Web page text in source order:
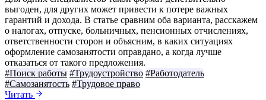
выгоден, для других может привести к потере важных
гарантий и дохода. В статье сравним оба варианта, расскажем
о налогах, отпуске, больничных, пенсионных отчислениях,
ответственности сторон и объясним, в каких ситуациях
оформление самозанятости оправдано, а когда лучше
отказаться от такого предложения.
#Поиск работы #Трудоустройство #Работодатель
#Самозанятость #Трудовое право
Читать